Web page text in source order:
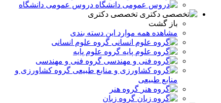
دروس عمومی دانشگاه
تخصصی دکتری
باز گشت
مشاهده همه موارد این دسته بندی
گروه علوم انسانی
گروه علوم پایه
گروه فنی و مهندسی
گروه کشاورزی و
منابع طبیعی
گروه هنر
گروه زبان